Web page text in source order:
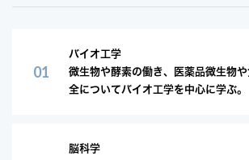
バイオ工学
微生物や酵素の働き、医薬品微生物
全についてバイオ工学を中心に学ぶ。
脳科学